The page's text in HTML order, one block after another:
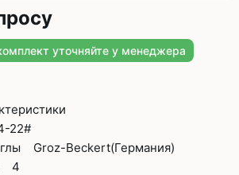
уточняйте у менеджера
22#
Groz-Beckert(Германия)
4